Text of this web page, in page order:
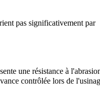
pas significativement par
une résistance à
contrôlée lors de